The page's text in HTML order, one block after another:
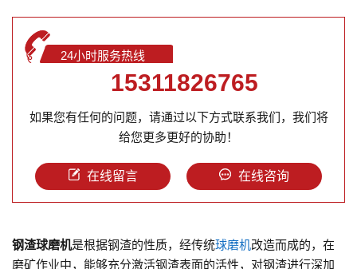
24小时服务热线
15311826765
如果您有任何的问题，请通过以下方式联系我们，我们将
给您更多更好的协助！
在线留言 在线咨询
钢渣球磨机是根据钢渣的性质，经传统球磨机改造而成的，在
磨矿作业中，能够充分激活钢渣表面的活性，对钢渣进行深加